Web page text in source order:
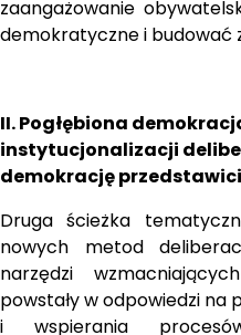
zaangażowanie
demokratyczne i budować
II. Pogłębiona
instytucjonalizacji
demokrację
Druga ścieżka
nowych metod
narzędzi
powstały w odpowiedzi
i wspierania